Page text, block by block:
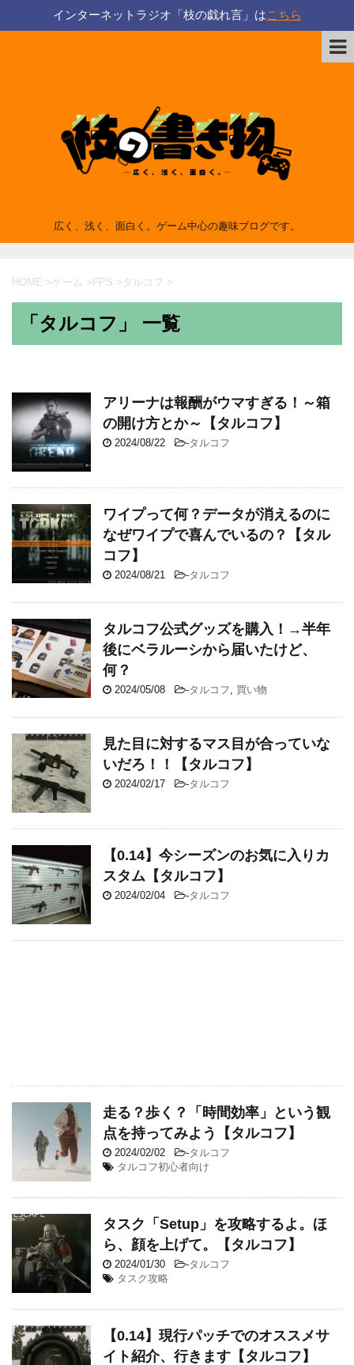
インターネットラジオ「枝の戯れ言」はこちら
広く、浅く、面白く。ゲーム中心の趣味ブログです。
HOME >ゲーム > FPS > タルコフ >
「タルコフ」 一覧
アリーナは報酬がウマすぎる！～箱
の開け方とか～【タルコフ】
2024/08/22 -タルコフ
ワイプって何？データが消えるのに
なぜワイプで喜んでいるの？【タル
コフ】
2024/08/21 -タルコフ
タルコフ公式グッズを購入！→半年
後にベラルーシから届いたけど、
何？
2024/05/08 -タルコフ 買い物
見た目に対するマス目が合っていな
いだろ！！【タルコフ】
2024/02/17 -タルコフ
【0.14】今シーズンのお気に入りカ
スタム【タルコフ】
2024/02/04 -タルコフ
走る？歩く？「時間効率」という観
点を持ってみよう【タルコフ】
2024/02/02 -タルコフ
タルコフ初心者向け
タスク「Setup」を攻略するよ。ほ
ら、顔を上げて。【タルコフ】
2024/01/30 -タルコフ
タスク攻略
【0.14】現行パッチでのオススメサ
イト紹介、行きます【タルコフ】